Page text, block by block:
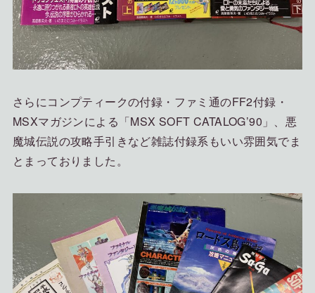
さらにコンプティークの付録・ファミ通のFF2付録・
MSXマガジンによる「MSX SOFT CATALOG’90」、悪
魔城伝説の攻略手引きなど雑誌付録系もいい雰囲気でま
とまっておりました。